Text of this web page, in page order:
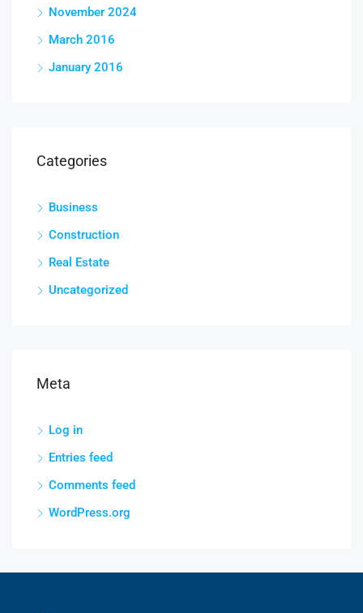
November 2024
March 2016
January 2016
Categories
Business
Construction
Real Estate
Uncategorized
Meta
Log in
Entries feed
Comments feed
WordPress.org